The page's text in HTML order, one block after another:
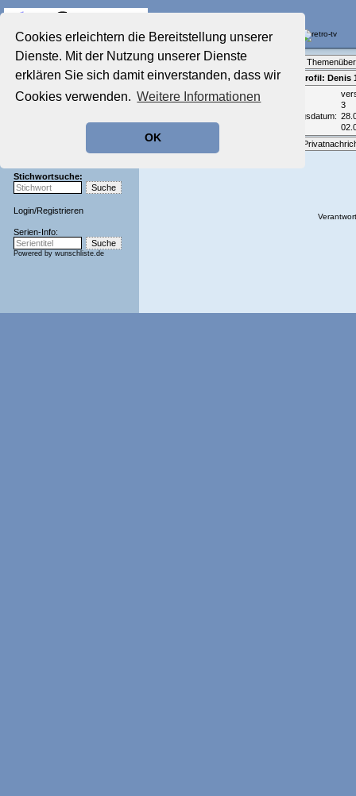
Cookies erleichtern die Bereitstellung unserer
Dienste. Mit der Nutzung unserer Dienste
erklären Sie sich damit einverstanden, dass wir
Cookies verwenden. Weitere Informationen
OK
Startseite
Aktuelles Forum
Film-Forum
Zeichentrick-Forum
Stichwortsuche:
Login/Registrieren
Serien-Info:
Powered by wunschliste.de
Teilnehmerprofil: Denis
Email:
Beiträge:
3
Registrierungsdatum: